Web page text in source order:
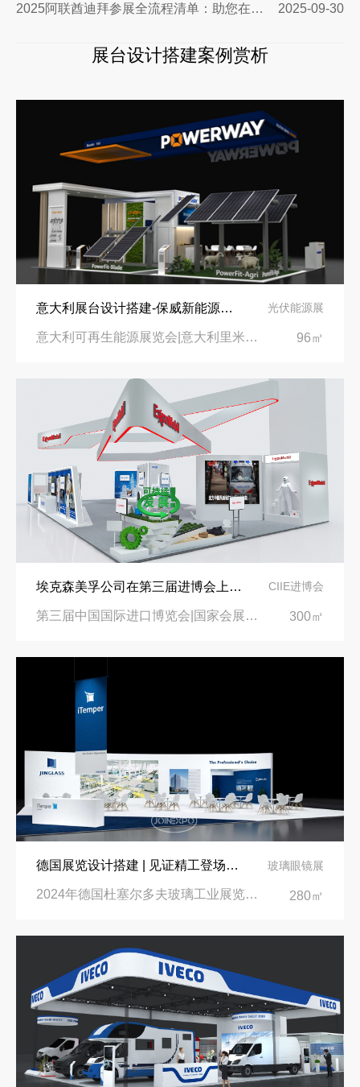
2025阿联酋迪拜参展全流程清单：助您在中东市场脱颖而出
2025-09-30
展台设计搭建案例赏析
意大利展台设计搭建-保威新能源在意大利里米尼会展中心推出最新产品-中励展览设计策划公司 光伏能源展
意大利可再生能源展览会|意大利里米尼会展中心 96㎡
埃克森美孚公司在第三届进博会上展示非凡的展台搭建设计 CIIE进博会
第三届中国国际进口博览会|国家会展中心 300㎡
德国展览设计搭建 | 见证精工登场玻璃工业展览会 Glasstec 2024 玻璃眼镜展
2024年德国杜塞尔多夫玻璃工业展览会Glasstec|德国杜塞尔多夫会展中心 280㎡